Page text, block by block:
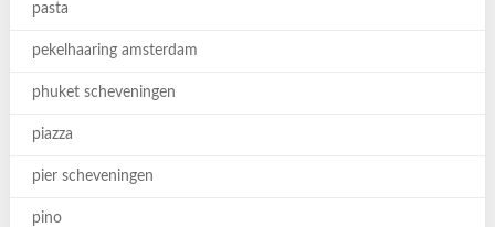
pasta
pekelhaaring amsterdam
phuket scheveningen
piazza
pier scheveningen
pino